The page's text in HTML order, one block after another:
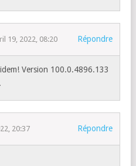
19, 2022, 08:20 Répondre
Version 100.0.4896.133
20:37 Répondre